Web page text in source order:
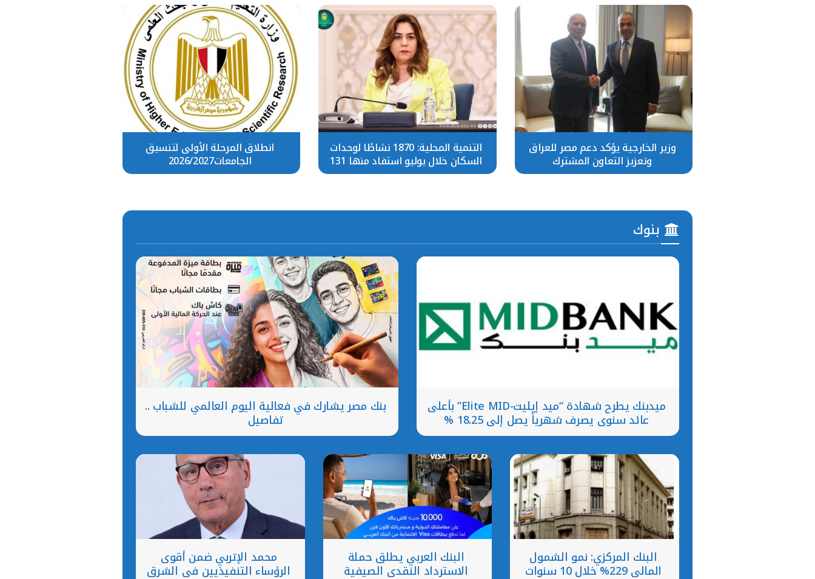
وزير الخارجية يؤكد دعم مصر للعراق
وتعزيز التعاون المشترك
التنمية المحلية: 1870 نشاطًا لوحدات
السكان خلال يوليو استفاد منها 131
ألف مواطن
انطلاق المرحلة الأولى لتنسيق
الجامعات2026/2027
بنوك
ميدبنك يطرح شهادة “ميد إيليت-Elite MID” بأعلى
عائد سنوي يصرف شهرياً يصل إلي 18.25 %
بنك مصر يشارك في فعالية اليوم العالمي للشباب ..
تفاصيل
البنك المركزي: نمو الشمول
المالي 229% خلال 10 سنوات
البنك العربي يطلق حملة
الاسترداد النقدي الصيفية
محمد الإتربي ضمن أقوى
الرؤساء التنفيذيين في الشرق